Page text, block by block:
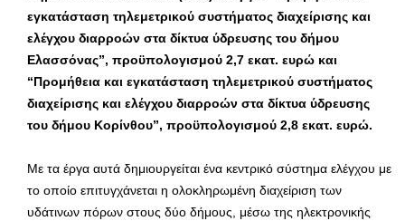
εγκατάσταση τηλεμετρικού συστήματος διαχείρισης και
ελέγχου διαρροών στα δίκτυα ύδρευσης του δήμου
Ελασσόνας”, προϋπολογισμού 2,7 εκατ. ευρώ και
“Προμήθεια και εγκατάσταση τηλεμετρικού συστήματος
διαχείρισης και ελέγχου διαρροών στα δίκτυα ύδρευσης
του δήμου Κορίνθου”, προϋπολογισμού 2,8 εκατ. ευρώ.
Με τα έργα αυτά δημιουργείται ένα κεντρικό σύστημα ελέγχου με
το οποίο επιτυγχάνεται η ολοκληρωμένη διαχείριση των
υδάτινων πόρων στους δύο δήμους, μέσω της ηλεκτρονικής